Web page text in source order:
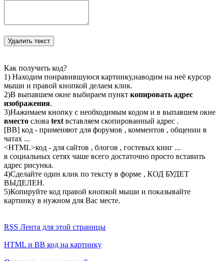
Как получить код?
1) Находим понравившуюся картинку,наводим на неё курсор
мыши и правой кнопкой делаем клик.
2)В выпавшем окне выбираем пункт копировать адрес
изображения.
3)Нажимаем кнопку с необходимым кодом и в выпавшем окне
вместо слова text вставляем скопированный адрес .
[BB] код - применяют для форумов , комментов , общении в
чатах ...
<HTML>код - для сайтов , блогов , гостевых книг ...
в социальных сетях чаше всего достаточно просто вставить
адрес рисунка.
4)Сделайте один клик по тексту в форме , КОД БУДЕТ
ВЫДЕЛЕН.
5)Копируйте код правой кнопкой мыши и показывайте
картинку в нужном для Вас месте.
RSS Лента для этой страницы
HTML и BB код на картинку